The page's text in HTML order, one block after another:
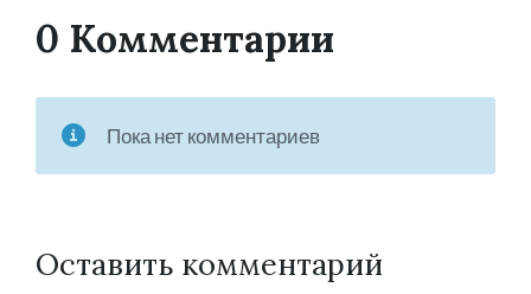
0 Комментарии
Пока нет комментариев
Оставить комментарий